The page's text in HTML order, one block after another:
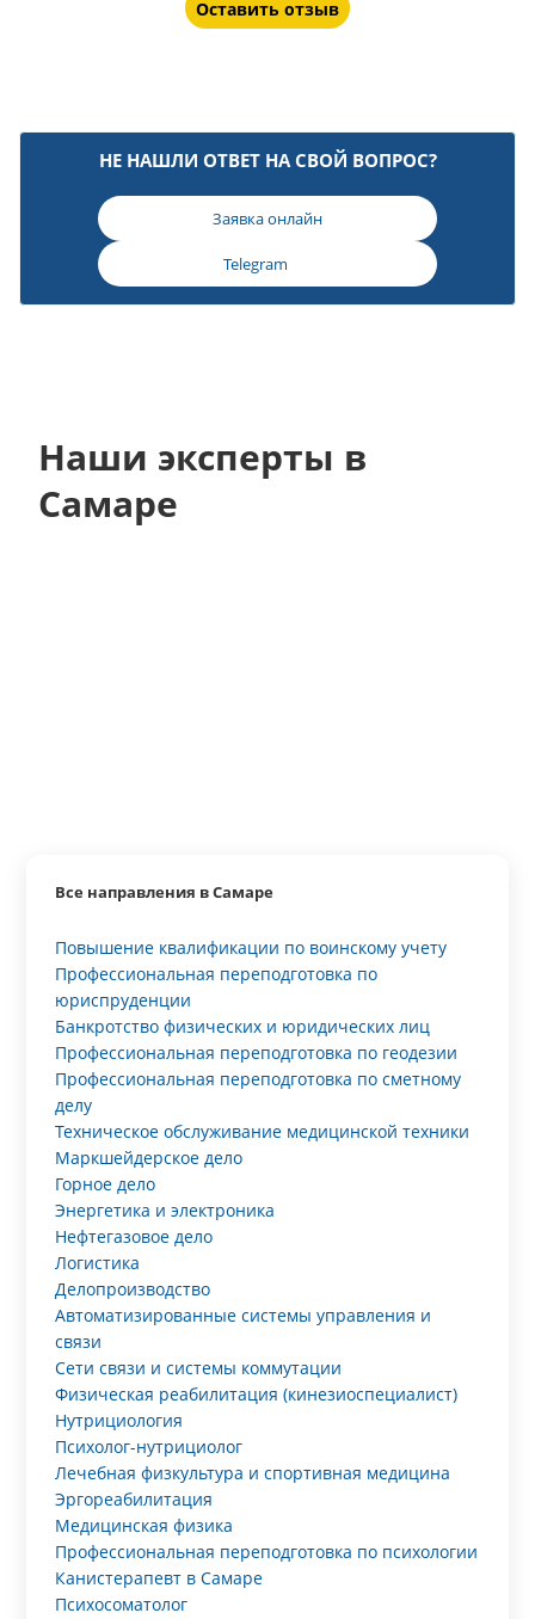
Оставить отзыв
НЕ НАШЛИ ОТВЕТ НА СВОЙ ВОПРОС?
Заявка онлайн
Telegram
Наши эксперты в
Самаре
Все направления в Самаре
Повышение квалификации по воинскому учету
Профессиональная переподготовка по
юриспруденции
Банкротство физических и юридических лиц
Профессиональная переподготовка по геодезии
Профессиональная переподготовка по сметному
делу
Техническое обслуживание медицинской техники
Маркшейдерское дело
Горное дело
Энергетика и электроника
Нефтегазовое дело
Логистика
Делопроизводство
Автоматизированные системы управления и
связи
Сети связи и системы коммутации
Физическая реабилитация (кинезиоспециалист)
Нутрициология
Психолог-нутрициолог
Лечебная физкультура и спортивная медицина
Эргореабилитация
Медицинская физика
Профессиональная переподготовка по психологии
Канистерапевт в Самаре
Психосоматолог